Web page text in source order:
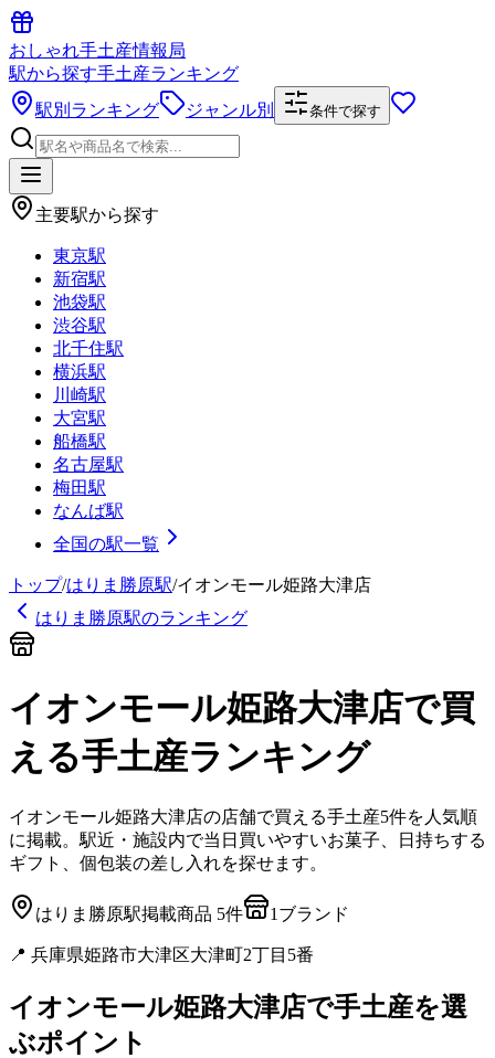
おしゃれ手土産情報局
駅から探す手土産ランキング
駅別ランキング
ジャンル別 条件で探す
主要駅から探す
東京駅
新宿駅
池袋駅
渋谷駅
北千住駅
横浜駅
川崎駅
大宮駅
船橋駅
名古屋駅
梅田駅
なんば駅
全国の駅一覧
トップ/はりま勝原駅/イオンモール姫路大津店
はりま勝原駅のランキング
イオンモール姫路大津店で買
える手土産ランキング
イオンモール姫路大津店の店舗で買える手土産5件を人気順
に掲載。駅近・施設内で当日買いやすいお菓子、日持ちする
ギフト、個包装の差し入れを探せます。
はりま勝原駅掲載商品 5件 1 ブランド
📍 兵庫県姫路市大津区大津町2丁目5番
イオンモール姫路大津店で手土産を選
ぶポイント